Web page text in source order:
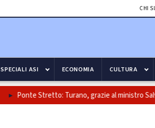
CHI
SPECIALI ASI ECONOMIA CULTURA
Ponte Stretto: Turano, grazie al ministro